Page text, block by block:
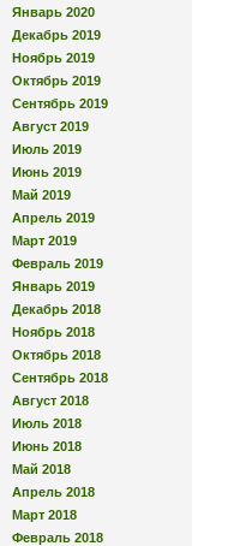
Январь 2020
Декабрь 2019
Ноябрь 2019
Октябрь 2019
Сентябрь 2019
Август 2019
Июль 2019
Июнь 2019
Май 2019
Апрель 2019
Март 2019
Февраль 2019
Январь 2019
Декабрь 2018
Ноябрь 2018
Октябрь 2018
Сентябрь 2018
Август 2018
Июль 2018
Июнь 2018
Май 2018
Апрель 2018
Март 2018
Февраль 2018